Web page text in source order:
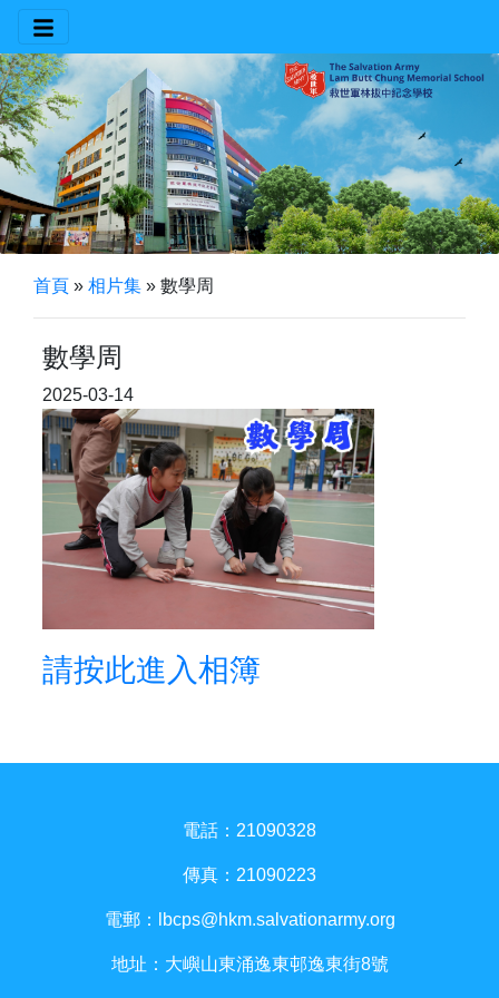
首頁 » 相片集 » 數學周
數學周
2025-03-14
請按此進入相簿
電話：21090328
傳真：21090223
電郵： lbcps@hkm.salvationarmy.org
地址：大嶼山東涌逸東邨逸東街8號